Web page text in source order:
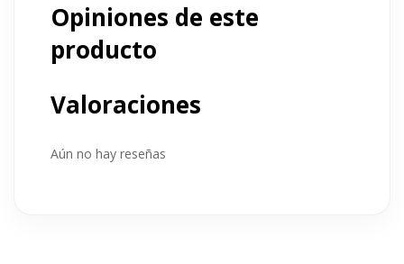
Opiniones de este
producto
Valoraciones
Aún no hay reseñas